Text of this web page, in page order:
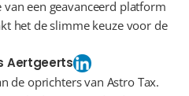
een geavanceerd platform
het de slimme keuze voor de
Aertgeerts
de oprichters van Astro Tax.